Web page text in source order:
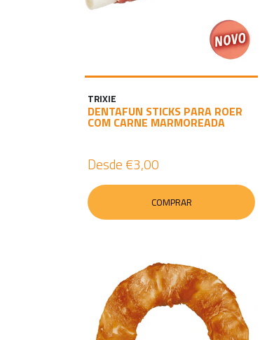
TRIXIE
DENTAFUN STICKS PARA ROER
COM CARNE MARMOREADA
Desde €3,00
COMPRAR